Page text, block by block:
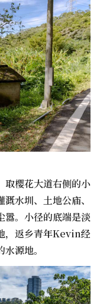
取樱花大道右侧的小
水圳、土地公庙、
嚣。小径的底端是淡
，返乡青年Kevin经
源地。